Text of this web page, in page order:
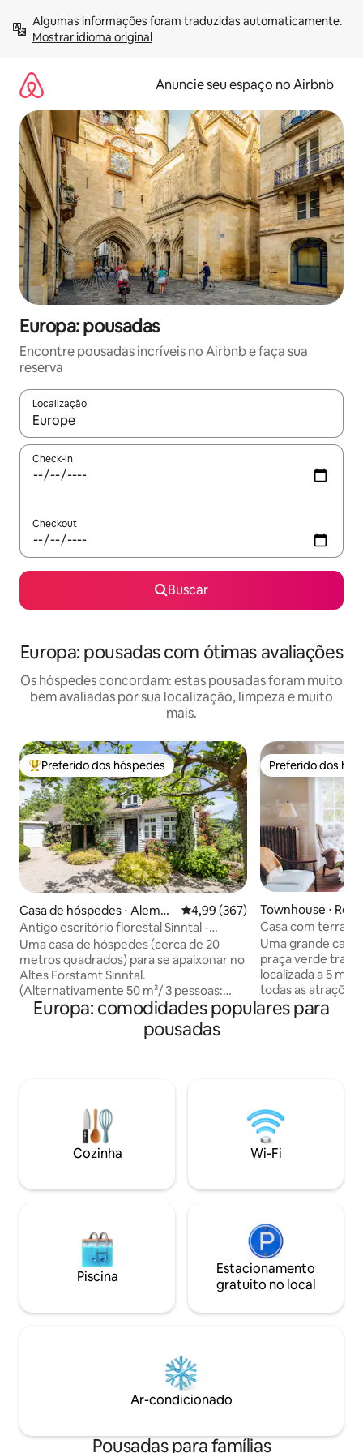
para
Mostrar idioma original
Anuncie seu espaço no Airbnb
Europa: pousadas
Encontre pousadas incríveis no Airbnb e faça sua
reserva
Localização
Quando os resultados estiverem disponíveis, explore-os
Check-in
Checkout
Buscar
Europa: pousadas com ótimas avaliações
Os hóspedes concordam: estas pousadas foram muito
bem avaliadas por sua localização, limpeza e muito
mais.
Entre os melhores preferidos dos hóspedes
Preferido dos hóspedes
Casa de hóspedes ⋅ Aleman
ha
4,99 de uma avaliação média de
4,99 (367)
Antigo escritório florestal Sinntal -
naturalmente adorável
Uma casa de hóspedes (cerca de 20
metros quadrados) para se apaixonar no
Altes Forstamt Sinntal.
(Alternativamente 50 m²/ 3 pessoas:
NOVO apartamento Altes Forstamt
Sinntal) Equipamento de alta qualidade
com piso aquecido, colchão de molas
Vistas panorâmicas dos montes Rhön e
Spessart 1 animal de estimação
permitido Belas águas termais + áreas de
esqui nas proximidades Excelente rede
Rhönexpr.Bahnradweg, R2 Banho
Preferido dos
Preferido dos
Townhouse ⋅
Casa com terraço
Margate
Uma grande
praça verde
localizada a 5
todas as
por seus
confortáveis,
totalmente
abordagem de
especializada de
proprietário e
Europa: comodidades populares para
pousadas
Cozinha Wi-Fi
Piscina
Estacionamento
gratuito no local
Ar-condicionado
Pousadas para famílias